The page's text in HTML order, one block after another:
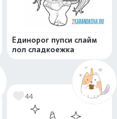
Единорог пупси слайм
лол сладкоежка
44